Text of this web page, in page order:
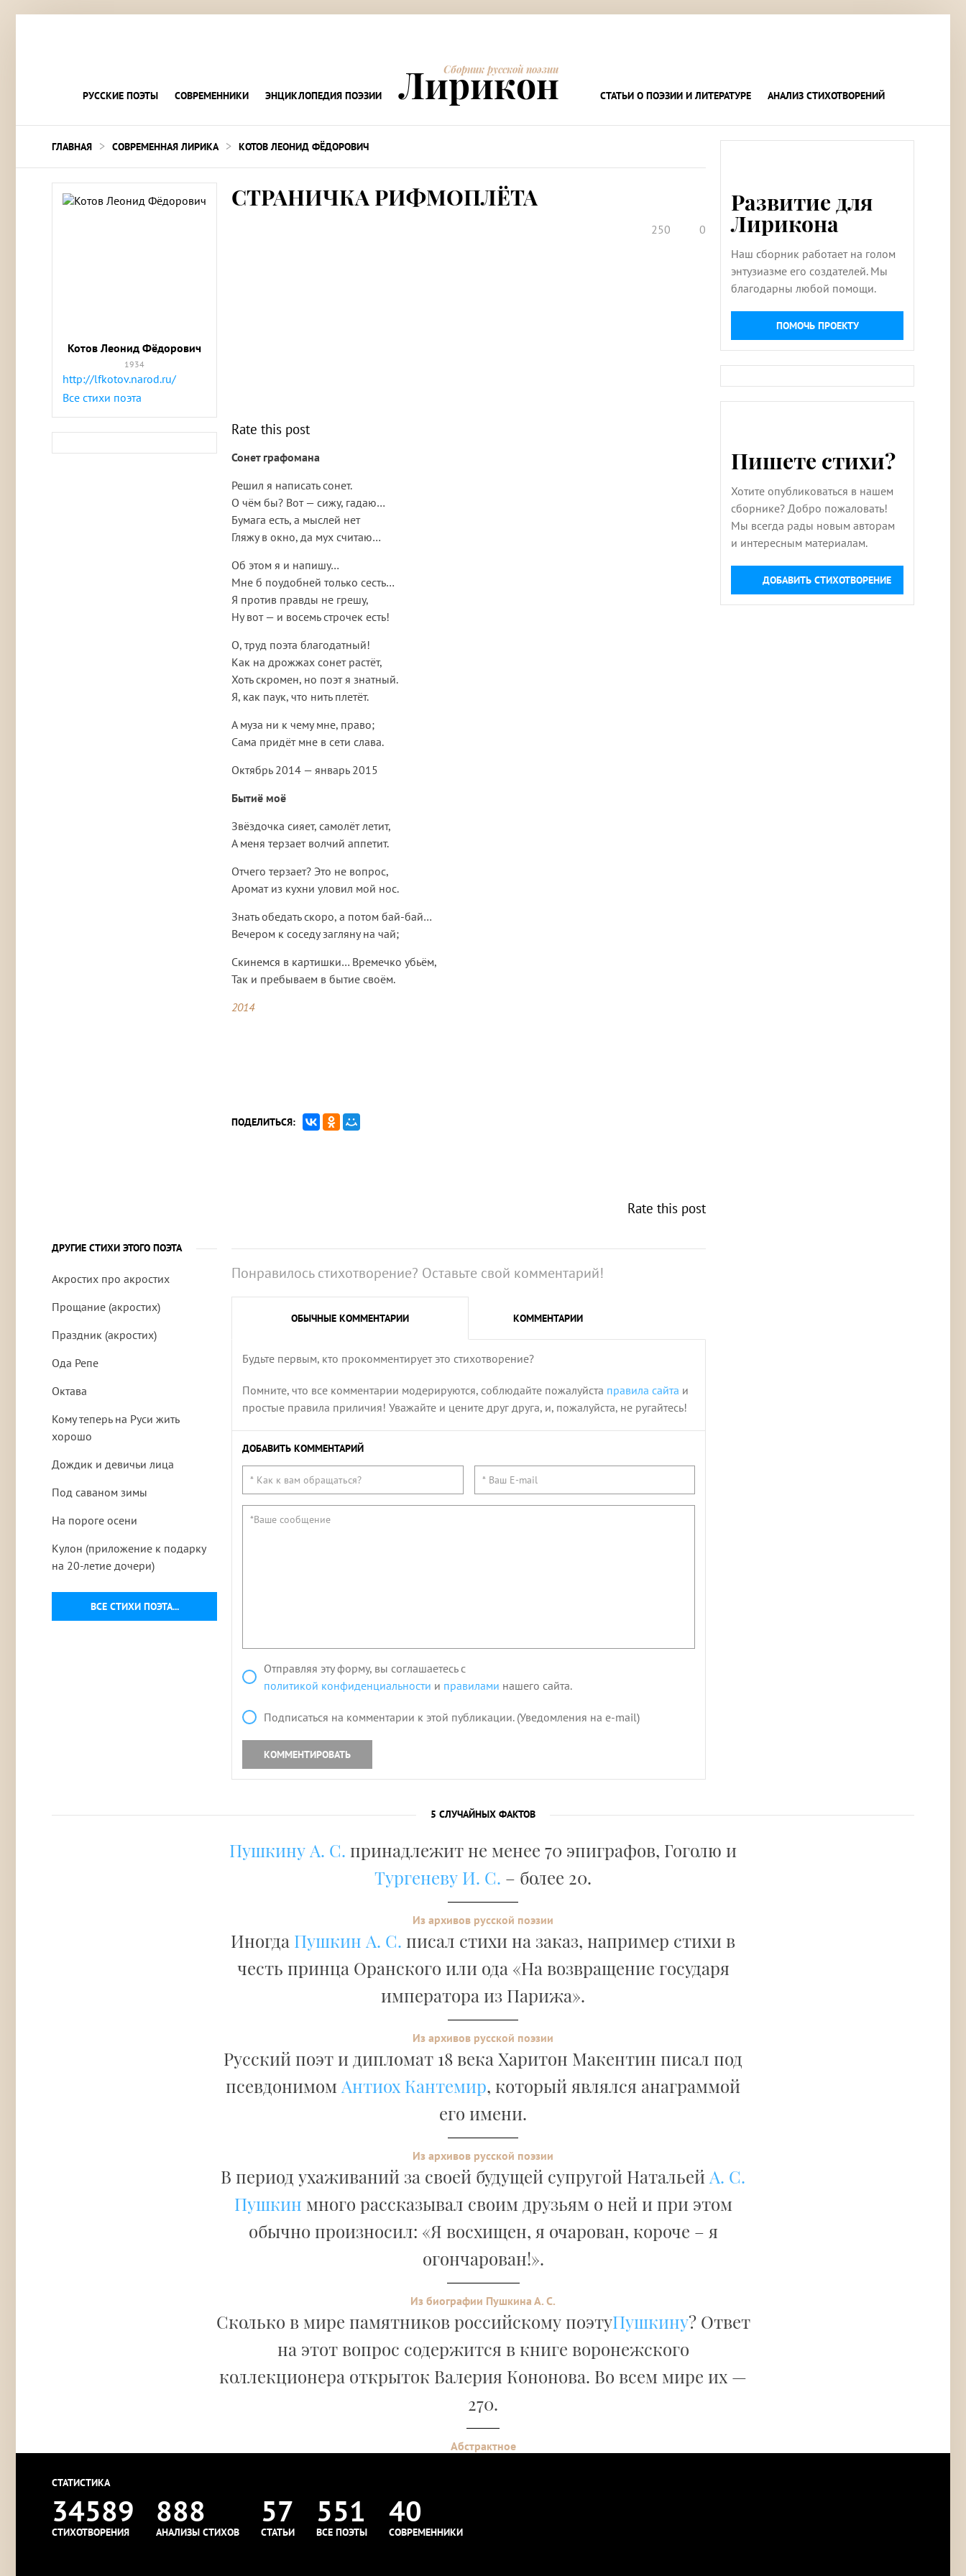
РУССКИЕ ПОЭТЫ СОВРЕМЕННИКИ ЭНЦИКЛОПЕДИЯ ПОЭЗИИ
Сборник русской поэзии
Лирикон СТАТЬИ О ПОЭЗИИ И ЛИТЕРАТУРЕ АНАЛИЗ СТИХОТВОРЕНИЙ
ГЛАВНАЯ > СОВРЕМЕННАЯ ЛИРИКА > КОТОВ ЛЕОНИД ФЁДОРОВИЧ
Котов Леонид Фёдорович
1934
http://lfkotov.narod.ru/
Все стихи поэта
СТРАНИЧКА РИФМОПЛЁТА
250 0
Rate this post
Сонет графомана
Решил я написать сонет.
О чём бы? Вот — сижу, гадаю…
Бумага есть, а мыслей нет
Гляжу в окно, да мух считаю…
Об этом я и напишу…
Мне б поудобней только сесть…
Я против правды не грешу,
Ну вот — и восемь строчек есть!
О, труд поэта благодатный!
Как на дрожжах сонет растёт,
Хоть скромен, но поэт я знатный.
Я, как паук, что нить плетёт.
А муза ни к чему мне, право;
Сама придёт мне в сети слава.
Октябрь 2014 — январь 2015
Бытиё моё
Звёздочка сияет, самолёт летит,
А меня терзает волчий аппетит.
Отчего терзает? Это не вопрос,
Аромат из кухни уловил мой нос.
Знать обедать скоро, а потом бай-бай…
Вечером к соседу загляну на чай;
Скинемся в картишки… Времечко убьём,
Так и пребываем в бытие своём.
2014
ПОДЕЛИТЬСЯ:
Rate this post
ДРУГИЕ СТИХИ ЭТОГО ПОЭТА
ВСЕ СТИХИ ПОЭТА...
Акростих про акростих
Прощание (акростих)
Праздник (акростих)
Ода Репе
Октава
Кому теперь на Руси жить
хорошо
Дождик и девичьи лица
Под саваном зимы
На пороге осени
Кулон (приложение к подарку
на 20-летие дочери)
Понравилось стихотворение? Оставьте свой комментарий!
ОБЫЧНЫЕ КОММЕНТАРИИ КОММЕНТАРИИ
Будьте первым, кто прокомментирует это стихотворение?
Помните, что все комментарии модерируются, соблюдайте пожалуйста правила сайта и
простые правила приличия! Уважайте и цените друг друга, и, пожалуйста, не ругайтесь!
ДОБАВИТЬ КОММЕНТАРИЙ
Отправляя эту форму, вы соглашаетесь с
политикой конфиденциальности и правилами нашего сайта.
Подписаться на комментарии к этой публикации. (Уведомления на e-mail)
КОММЕНТИРОВАТЬ
Развитие для
Лирикона
Наш сборник работает на голом
энтузиазме его создателей. Мы
благодарны любой помощи.
ПОМОЧЬ ПРОЕКТУ
Пишете стихи?
Хотите опубликоваться в нашем
сборнике? Добро пожаловать!
Мы всегда рады новым авторам
и интересным материалам.
ДОБАВИТЬ СТИХОТВОРЕНИЕ
5 СЛУЧАЙНЫХ ФАКТОВ
Пушкину А. С. принадлежит не менее 70 эпиграфов, Гоголю и
Тургеневу И. С. – более 20.
Из архивов русской поэзии
Иногда Пушкин А. С. писал стихи на заказ, например стихи в
честь принца Оранского или ода «На возвращение государя
императора из Парижа».
Из архивов русской поэзии
Русский поэт и дипломат 18 века Харитон Макентин писал под
псевдонимом Антиох Кантемир, который являлся анаграммой
его имени.
Из архивов русской поэзии
В период ухаживаний за своей будущей супругой Натальей А. С.
Пушкин много рассказывал своим друзьям о ней и при этом
обычно произносил: «Я восхищен, я очарован, короче – я
огончарован!».
Из биографии Пушкина А. С.
Сколько в мире памятников российскому поэтуПушкину? Ответ
на этот вопрос содержится в книге воронежского
коллекционера открыток Валерия Кононова. Во всем мире их —
270.
Абстрактное
СТАТИСТИКА
34589
СТИХОТВОРЕНИЯ
888
АНАЛИЗЫ СТИХОВ
57
СТАТЬИ
551
ВСЕ ПОЭТЫ
40
СОВРЕМЕННИКИ